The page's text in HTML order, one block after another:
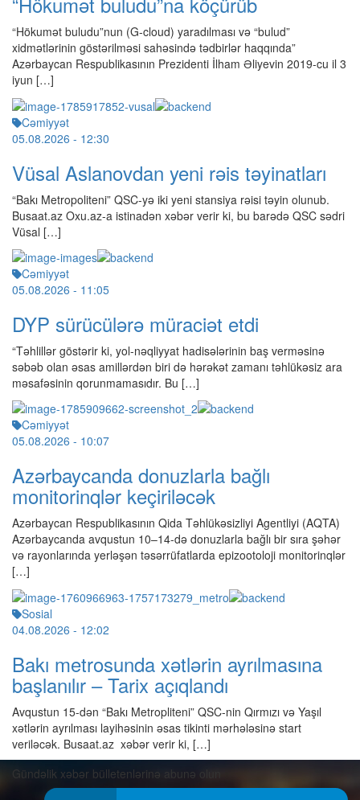
“Hökumət buludu”nun (G-cloud) yaradılması və “bulud”
xidmətlərinin göstərilməsi sahəsində tədbirlər haqqında”
Azərbaycan Respublikasının Prezidenti İlham Əliyevin 2019-cu il 3
iyun […]
Cəmiyyət
05.08.2026 - 12:30
Vüsal Aslanovdan yeni rəis təyinatları
“Bakı Metropoliteni” QSC-yə iki yeni stansiya rəisi təyin olunub.
Busaat.az Oxu.az-a istinadən xəbər verir ki, bu barədə QSC sədri
Vüsal […]
Cəmiyyət
05.08.2026 - 11:05
DYP sürücülərə müraciət etdi
“Təhlillər göstərir ki, yol-nəqliyyat hadisələrinin baş verməsinə
səbəb olan əsas amillərdən biri də hərəkət zamanı təhlükəsiz ara
məsafəsinin qorunmamasıdır. Bu […]
Cəmiyyət
05.08.2026 - 10:07
Azərbaycanda donuzlarla bağlı
monitorinqlər keçiriləcək
Azərbaycan Respublikasının Qida Təhlükəsizliyi Agentliyi (AQTA)
Azərbaycanda avqustun 10–14-də donuzlarla bağlı bir sıra şəhər
və rayonlarında yerləşən təsərrüfatlarda epizootoloji monitorinqlər
[…]
Sosial
04.08.2026 - 12:02
Bakı metrosunda xətlərin ayrılmasına
başlanılır – Tarix açıqlandı
Avqustun 15-dən “Bakı Metropliteni” QSC-nin Qırmızı və Yaşıl
xətlərin ayrılması layihəsinin əsas tikinti mərhələsinə start
veriləcək. Busaat.az xəbər verir ki, […]
Gündəlik xəbər bülletenlərinə abunə olun